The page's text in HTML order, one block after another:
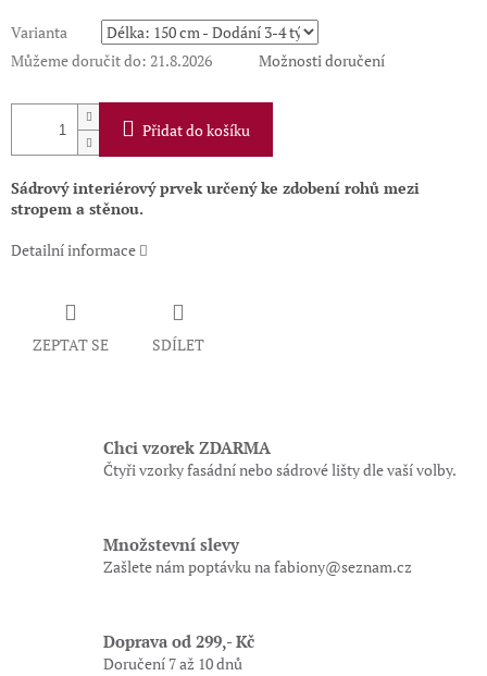
Varianta
Můžeme doručit do: 21.8.2026 Možnosti doručení
Přidat do košíku
Sádrový interiérový prvek určený ke zdobení rohů mezi
stropem a stěnou.
Detailní informace
ZEPTAT SE SDÍLET
Chci vzorek ZDARMA
Čtyři vzorky fasádní nebo sádrové lišty dle vaší volby.
Množstevní slevy
Zašlete nám poptávku na fabiony@seznam.cz
Doprava od 299,- Kč
Doručení 7 až 10 dnů